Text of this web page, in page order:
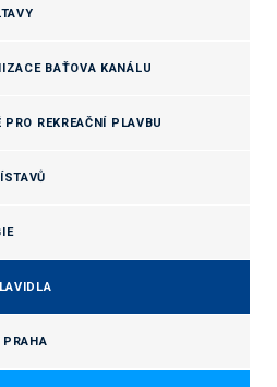
BAŤOVA KANÁLU
REKREAČNÍ PLAVBU